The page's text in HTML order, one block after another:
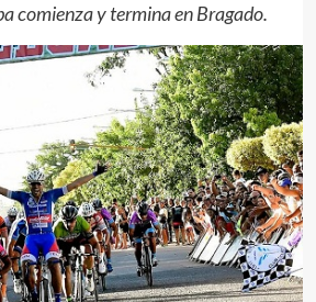
comienza y termina en Bragado.